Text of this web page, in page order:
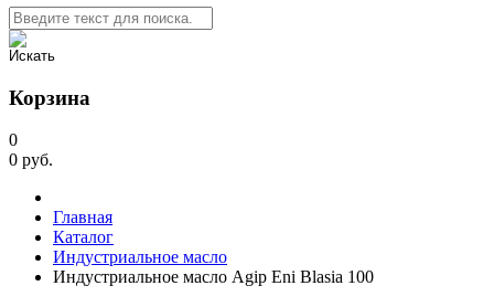
Корзина
0
0 руб.
Главная
Каталог
Индустриальное масло
Индустриальное масло Agip Eni Blasia 100